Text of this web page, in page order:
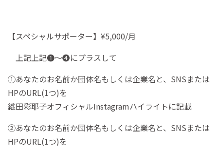
【スペシャルサポーター】¥5,000/月
上記上記❶〜❹にプラスして
①あなたのお名前か団体名もしくは企業名と、SNSまたは
HPのURL(1つ)を
織田彩耶子オフィシャルInstagramハイライトに記載
②あなたのお名前か団体名もしくは企業名と、SNSまたは
HPのURL(1つ)を